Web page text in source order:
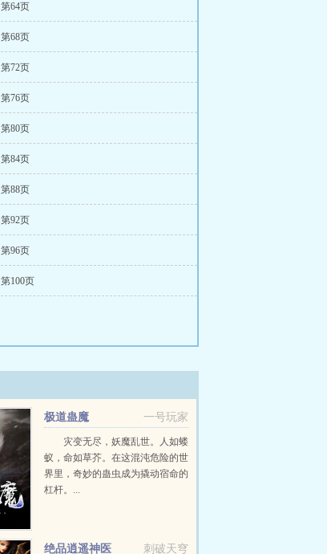
第64页
第68页
第72页
第76页
第80页
第84页
第88页
第92页
第96页
第100页
一号玩家
极道蛊魔
灾变无尽，妖魔乱世。人如蝼
蚁，命如草芥。在这混沌危险的世
界里，奇妙的蛊虫成为撬动宿命的
杠杆。...
刺破天穹
绝品逍遥神医